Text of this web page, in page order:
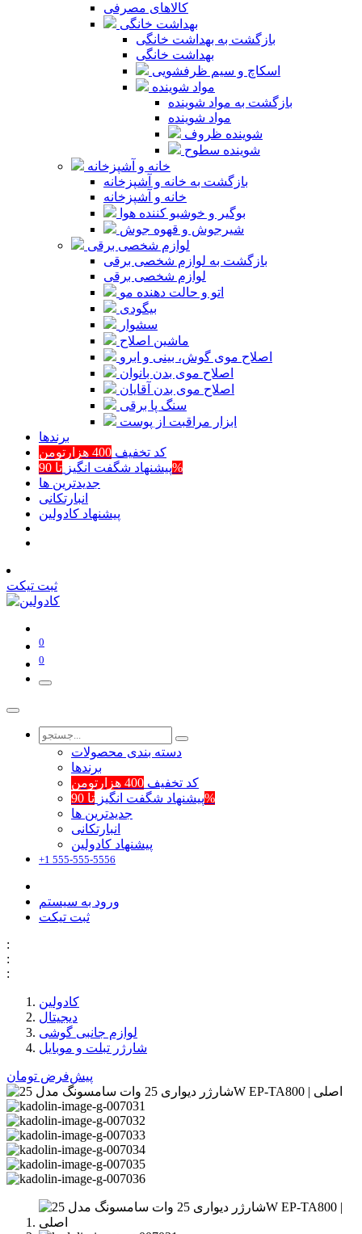
کالاهای مصرفی
بهداشت خانگی
بازگشت به بهداشت خانگی
بهداشت خانگی
اسکاچ و سیم ظرفشویی
مواد شوینده
بازگشت به مواد شوینده
مواد شوینده
شوینده ظروف
شوینده سطوح
خانه و آشپزخانه
بازگشت به خانه و آشپزخانه
خانه و آشپزخانه
بوگیر و خوشبو کننده هوا
شیرجوش و قهوه جوش
لوازم شخصی برقی
بازگشت به لوازم شخصی برقی
لوازم شخصی برقی
اتو و حالت دهنده مو
بیگودی
سشوار
ماشین اصلاح
اصلاح موی گوش، بینی و ابرو
اصلاح موی بدن بانوان
اصلاح موی بدن آقایان
سنگ پا برقی
ابزار مراقبت از پوست
برند‌ها
کد تخفیف 400 هزارتومن
پیشنهاد شگفت انگیزتا 90%
جدیدترین ها
انبارتکانی
پیشنهاد کادولین
ثبت تیکت
0
0
دسته بندی محصولات
برند‌ها
کد تخفیف 400 هزارتومن
پیشنهاد شگفت انگیزتا 90%
جدیدترین ها
انبارتکانی
پیشنهاد کادولین
+1 555-555-5556
ورود به سیستم
ثبت تیکت
:
:
:
کادولین
دیجیتال
لوازم جانبی گوشی
شارژر تبلت و موبایل
پیش‌فرض تومان